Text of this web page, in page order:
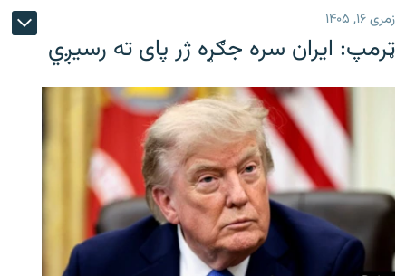
زمری ۱۶, ۱۴۰۵
ټرمپ: ایران سره جګړه ژر پای ته رسیږي